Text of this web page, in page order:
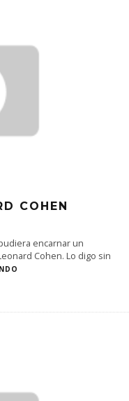
COHEN
encarnar un
Cohen. Lo digo sin